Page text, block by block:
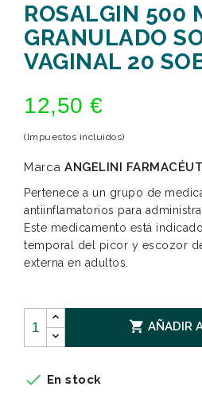
ROSALGIN 500
GRANULADO
VAGINAL 20
12,50 €
(Impuestos incluidos)
Marca ANGELINI
Pertenece a un grupo de
antiinflamatorios para
Este medicamento está
temporal del picor y escozor
externa en adultos.
 AÑADIR
 En stock